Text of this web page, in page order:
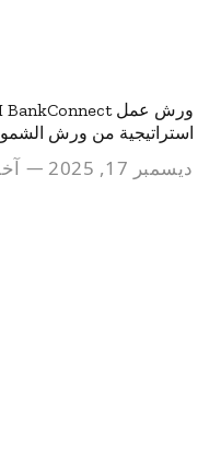
استراتيجية من ورش
ديسمبر 17, 2025